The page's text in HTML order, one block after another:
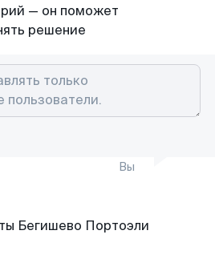
— он поможет
решение
Вы